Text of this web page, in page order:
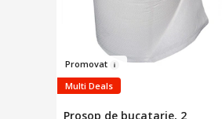
Promovat
Multi Deals
Prosop de bucatarie, 2